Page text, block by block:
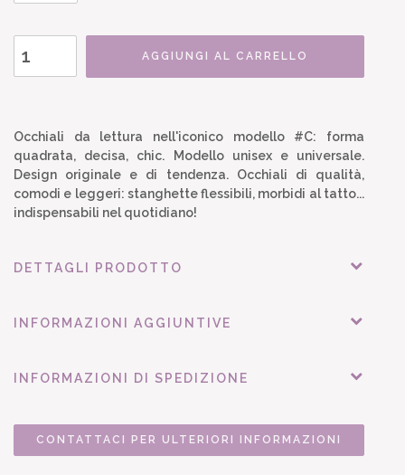
AGGIUNGI AL CARRELLO
Occhiali da lettura nell'iconico modello #C: forma
quadrata, decisa, chic. Modello unisex e universale.
Design originale e di tendenza. Occhiali di qualità,
comodi e leggeri: stanghette flessibili, morbidi al tatto...
indispensabili nel quotidiano!
DETTAGLI PRODOTTO
INFORMAZIONI AGGIUNTIVE
INFORMAZIONI DI SPEDIZIONE
CONTATTACI PER ULTERIORI INFORMAZIONI